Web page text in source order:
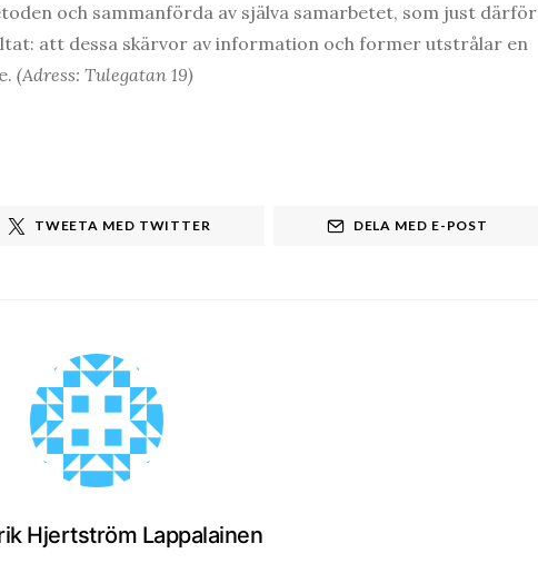
och sammanförda av själva samarbetet, som just därför
att dessa skärvor av information och former utstrålar en
(Adress: Tulegatan 19)
TWEETA MED TWITTER DELA MED E-POST
Hjertström Lappalainen